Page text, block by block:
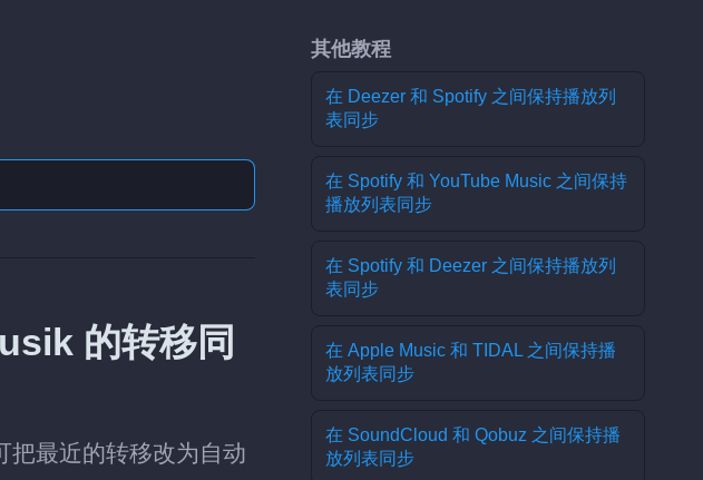
的转移同
把最近的转移改为自动
其他教程
在 Deezer 和 Spotify 之间保持播放列
表同步
在 Spotify 和 YouTube Music 之间保持
播放列表同步
在 Spotify 和 Deezer 之间保持播放列
表同步
在 Apple Music 和 TIDAL 之间保持播
放列表同步
在 SoundCloud 和 Qobuz 之间保持播
放列表同步